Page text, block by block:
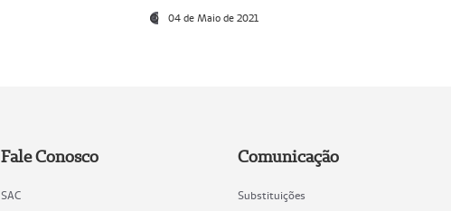
04 de Maio de 2021
Fale Conosco
SAC
Comunicação
Substituições